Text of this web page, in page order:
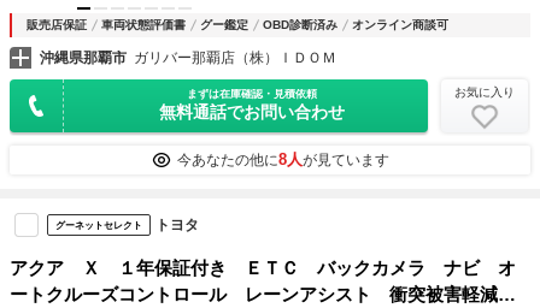
販売店保証 車両状態評価書 グー鑑定 OBD診断済み オンライン商談可
沖縄県那覇市 ガリバー那覇店（株）ＩＤＯＭ
まずは在庫確認・見積依頼
無料通話でお問い合わせ
お気に入り
今あなたの他に8人が見ています
グーネットセレクト トヨタ
アクア Ｘ １年保証付き ＥＴＣ バックカメラ ナビ オ
ートクルーズコントロール レーンアシスト 衝突被害軽減シ